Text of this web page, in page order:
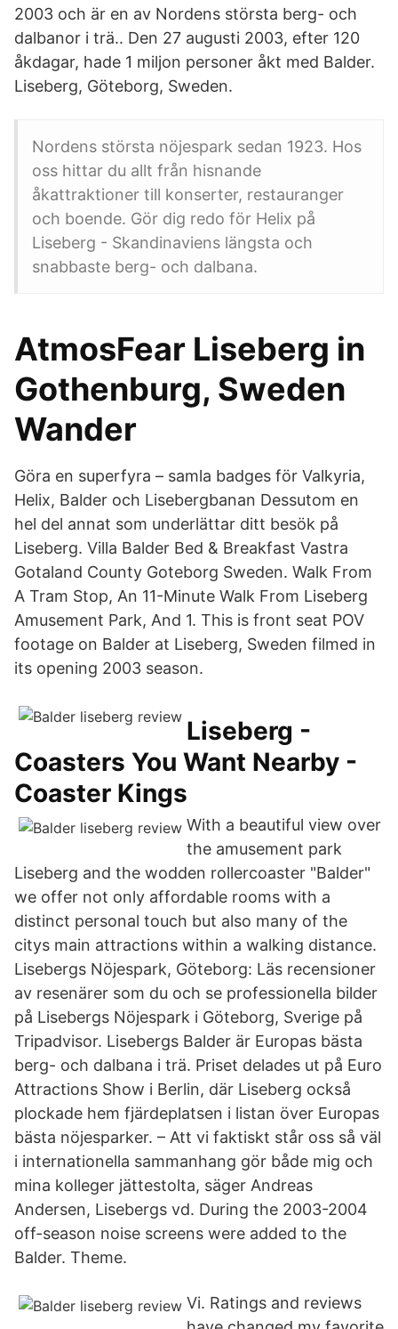
2003 och är en av Nordens största berg- och
dalbanor i trä.. Den 27 augusti 2003, efter 120
åkdagar, hade 1 miljon personer åkt med Balder.
Liseberg, Göteborg, Sweden.
Nordens största nöjespark sedan 1923. Hos
oss hittar du allt från hisnande
åkattraktioner till konserter, restauranger
och boende. Gör dig redo för Helix på
Liseberg - Skandinaviens längsta och
snabbaste berg- och dalbana.
AtmosFear Liseberg in
Gothenburg, Sweden
Wander
Göra en superfyra – samla badges för Valkyria,
Helix, Balder och Lisebergbanan Dessutom en
hel del annat som underlättar ditt besök på
Liseberg. Villa Balder Bed & Breakfast Vastra
Gotaland County Goteborg Sweden. Walk From
A Tram Stop, An 11-Minute Walk From Liseberg
Amusement Park, And 1. This is front seat POV
footage on Balder at Liseberg, Sweden filmed in
its opening 2003 season.
Liseberg -
Coasters You Want Nearby -
Coaster Kings
With a beautiful view over
the amusement park
Liseberg and the wodden rollercoaster "Balder"
we offer not only affordable rooms with a
distinct personal touch but also many of the
citys main attractions within a walking distance.
Lisebergs Nöjespark, Göteborg: Läs recensioner
av resenärer som du och se professionella bilder
på Lisebergs Nöjespark i Göteborg, Sverige på
Tripadvisor. Lisebergs Balder är Europas bästa
berg- och dalbana i trä. Priset delades ut på Euro
Attractions Show i Berlin, där Liseberg också
plockade hem fjärdeplatsen i listan över Europas
bästa nöjesparker. – Att vi faktiskt står oss så väl
i internationella sammanhang gör både mig och
mina kolleger jättestolta, säger Andreas
Andersen, Lisebergs vd. During the 2003-2004
off-season noise screens were added to the
Balder. Theme.
Vi. Ratings and reviews